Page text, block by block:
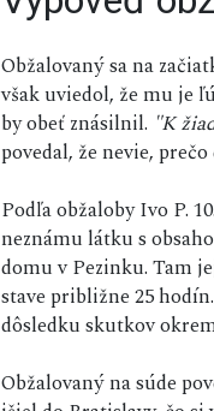
Obžalovaný sa na
však uviedol, že mu je
by obeť znásilnil. "K
povedal, že nevie,
Podľa obžaloby Ivo P.
neznámu látku s
domu v Pezinku. Tam
stave približne 25
dôsledku skutkov
Obžalovaný na súde